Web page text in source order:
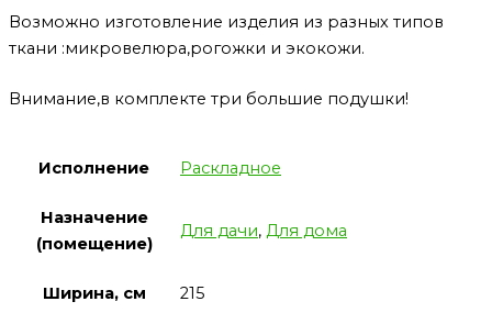
Возможно изготовление изделия из разных типов
ткани :микровелюра,рогожки и экокожи.
Внимание,в комплекте три большие подушки!
Исполнение Раскладное
Назначение
(помещение)
Для дачи, Для дома
Ширина, см 215